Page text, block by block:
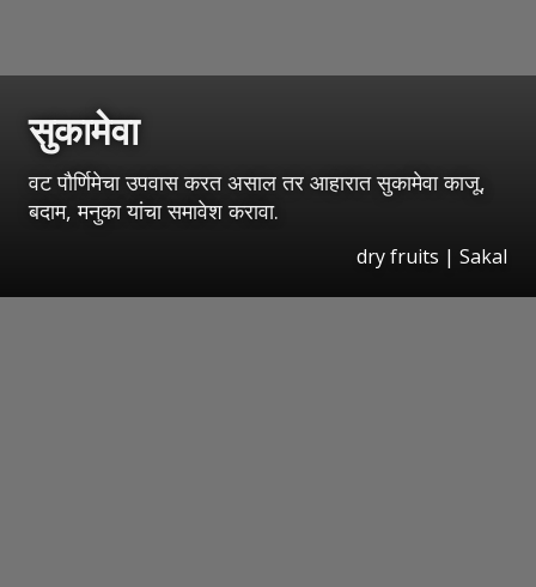
सुकामेवा
वट पौर्णिमेचा उपवास करत असाल तर आहारात सुकामेवा काजू,
बदाम, मनुका यांचा समावेश करावा.
dry fruits | Sakal